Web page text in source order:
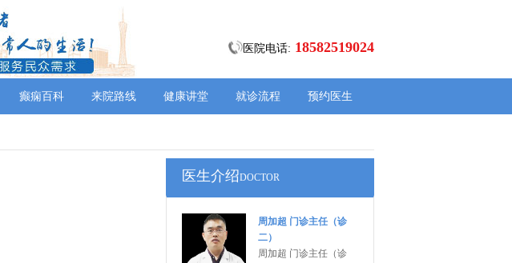
医院电话: 18582519024
癫痫百科 来院路线 健康讲堂 就诊流程 预约医生
医生介绍DOCTOR
周加超 门诊主任（诊
二）
周加超 门诊主任（诊